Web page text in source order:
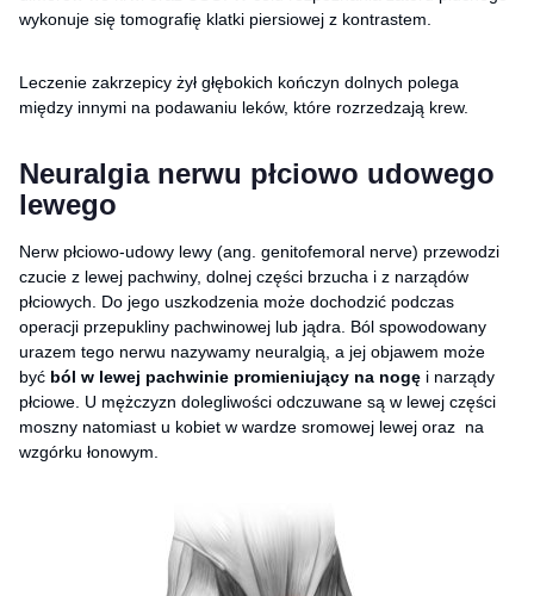
wykonuje się tomografię klatki piersiowej z kontrastem.
Leczenie zakrzepicy żył głębokich kończyn dolnych polega
między innymi na podawaniu leków, które rozrzedzają krew.
Neuralgia nerwu płciowo udowego
lewego
Nerw płciowo-udowy lewy (ang. genitofemoral nerve) przewodzi
czucie z lewej pachwiny, dolnej części brzucha i z narządów
płciowych. Do jego uszkodzenia może dochodzić podczas
operacji przepukliny pachwinowej lub jądra. Ból spowodowany
urazem tego nerwu nazywamy neuralgią, a jej objawem może
być ból w lewej pachwinie promieniujący na nogę i narządy
płciowe. U mężczyzn dolegliwości odczuwane są w lewej części
moszny natomiast u kobiet w wardze sromowej lewej oraz na
wzgórku łonowym.